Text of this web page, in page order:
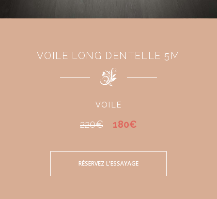
VOILE LONG DENTELLE 5M
VOILE
220€ 180€
RÉSERVEZ L'ESSAYAGE